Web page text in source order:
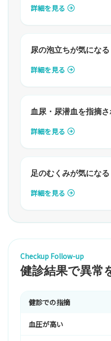
詳細を見る
尿の泡立ちが気になる
詳細を見る
血尿・尿潜血を指摘さ
詳細を見る
足のむくみが気になる
詳細を見る
Checkup Follow-up
健診結果で異常
健診での指摘
血圧が高い